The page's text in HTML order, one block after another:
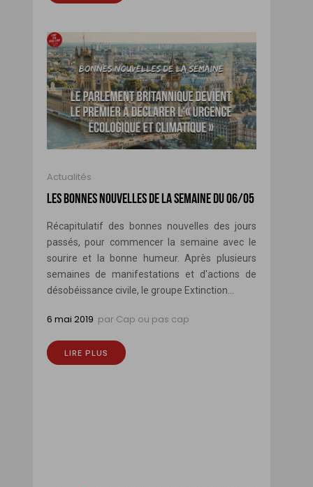
Actualités
LES BONNES NOUVELLES DE LA SEMAINE DU 06/05
Récapitulatif des bonnes nouvelles des jours
passés, pour commencer la semaine avec le
sourire et la bonne humeur. Après plusieurs
semaines de manifestations et d'actions de
désobéissance civile, le groupe Extinction...
6 mai 2019 par Cap ou pas cap
LIRE PLUS